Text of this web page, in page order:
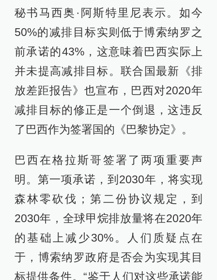
秘书马西奥·阿斯特里尼表示。如今
50%的减排目标实则低于博索纳罗之
前承诺的43%，这意味着巴西实际上
并未提高减排目标。联合国最新《排
放差距报告》也宣布，巴西对2020年
减排目标的修正是一个倒退，这违反
了巴西作为签署国的《巴黎协定》。
巴西在格拉斯哥签署了两项重要声
明。第一项承诺，到2030年，将实现
森林零砍伐；第二份协议规定，到
2030年，全球甲烷排放量将在2020年
的基础上减少30%。人们质疑点在
于，博索纳罗政府是否会为实现其目
标提供条件。“鉴于人们对这些承诺能